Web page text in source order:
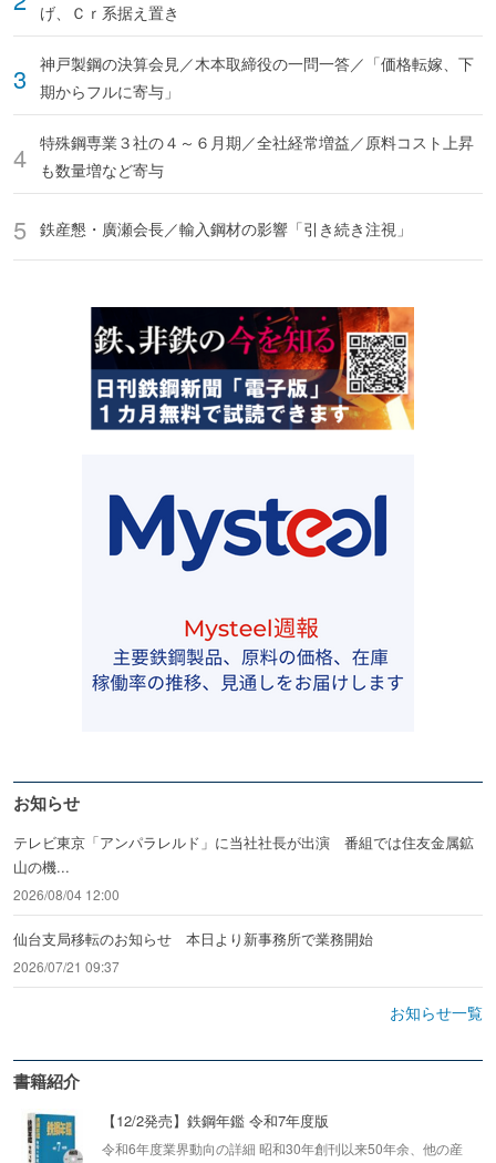
げ、Ｃｒ系据え置き
神戸製鋼の決算会見／木本取締役の一問一答／「価格転嫁、下
期からフルに寄与」
特殊鋼専業３社の４～６月期／全社経常増益／原料コスト上昇
も数量増など寄与
鉄産懇・廣瀬会長／輸入鋼材の影響「引き続き注視」
お知らせ
テレビ東京「アンパラレルド」に当社社長が出演 番組では住友金属鉱
山の機...
2026/08/04 12:00
仙台支局移転のお知らせ 本日より新事務所で業務開始
2026/07/21 09:37
お知らせ一覧
書籍紹介
【12/2発売】鉄鋼年鑑 令和7年度版
令和6年度業界動向の詳細 昭和30年創刊以来50年余、他の産